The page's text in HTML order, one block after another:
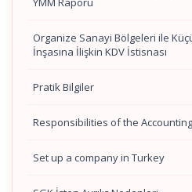
Organize Sanayi Bölgeleri ile
İnşasına İlişkin KDV İstisnası
Pratik Bilgiler
Responsibilities of the
Set up a company in Turkey